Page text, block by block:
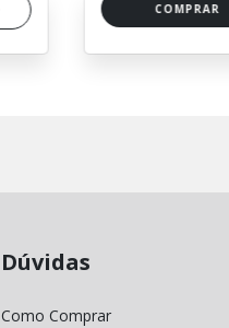
Dúvidas
Como Comprar